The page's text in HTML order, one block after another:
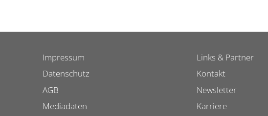
Impressum
Datenschutz
AGB
Mediadaten
Links & Partner
Kontakt
Newsletter
Karriere